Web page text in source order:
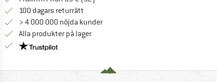
100 dagars returrätt
> 4 000 000 nöjda kunder
Alla produkter på lager
Trust Pilot-garanti - hitta all information här!